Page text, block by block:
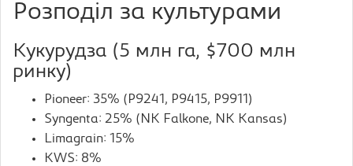
Розподіл за культурами
Кукурудза (5 млн га, $700 млн
ринку)
Pioneer: 35% (P9241, P9415, P9911)
Syngenta: 25% (NK Falkone, NK Kansas)
Limagrain: 15%
KWS: 8%